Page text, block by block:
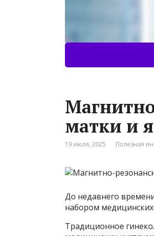
матки и
19 июля, 2025 Полезная
До недавнего
набором
Традиционное